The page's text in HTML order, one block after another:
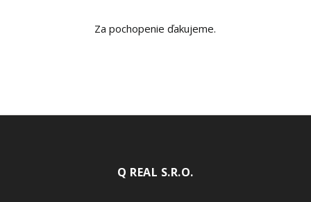
Za pochopenie ďakujeme.
Q REAL S.R.O.